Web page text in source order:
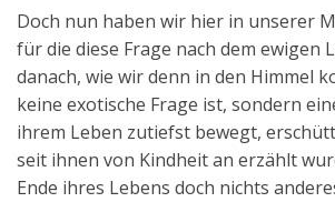
Doch nun haben wir hier in unserer
für die diese Frage nach dem ewigen
danach, wie wir denn in den Himmel
keine exotische Frage ist, sondern
ihrem Leben zutiefst bewegt,
seit ihnen von Kindheit an erzählt
Ende ihres Lebens doch nichts